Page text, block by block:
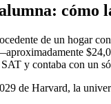
cómo
de un hogar
y contaba con un
de Harvard, la